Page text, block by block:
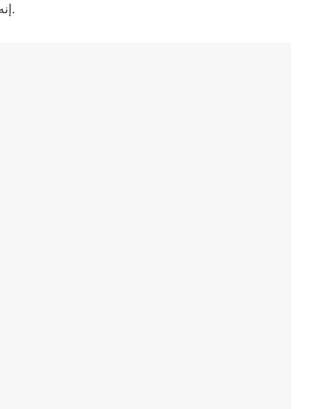
· إنه دقيق للغاية عند تشغيله. بفضل نظام التحكم الدقيق، يمكنه العمل دون أخطاء وبشكل متواصل وفقًا للتعليمات المقدمة.